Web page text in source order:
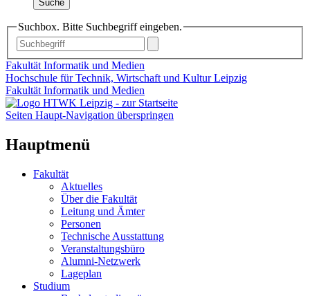
Suche
Suchbox. Bitte Suchbegriff eingeben.
Fakultät Informatik und Medien
Hochschule für Technik, Wirtschaft und Kultur Leipzig
Fakultät Informatik und Medien
Seiten Haupt-Navigation überspringen
Hauptmenü
Fakultät
Aktuelles
Über die Fakultät
Leitung und Ämter
Personen
Technische Ausstattung
Veranstaltungsbüro
Alumni-Netzwerk
Lageplan
Studium